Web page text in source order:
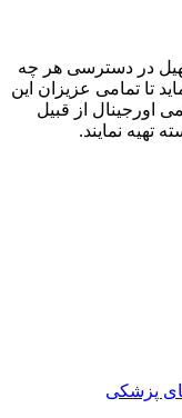
در دسترسی هر چه
تا تمامی عزیزان این
اورجینال از قبیل
تهیه نمایند.